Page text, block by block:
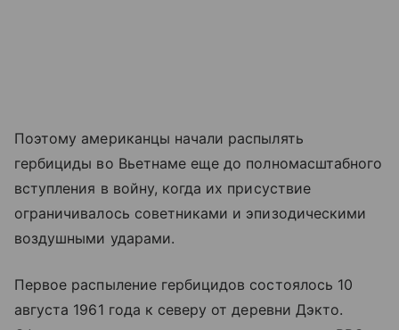
Поэтому американцы начали распылять
гербициды во Вьетнаме еще до полномасштабного
вступления в войну, когда их присуствие
ограничивалось советниками и эпизодическими
воздушными ударами.
Первое распыление гербицидов состоялось 10
августа 1961 года к северу от деревни Дэкто.